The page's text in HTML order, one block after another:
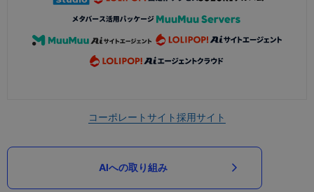
コーポレートサイト採用サイト
AIへの取り組み